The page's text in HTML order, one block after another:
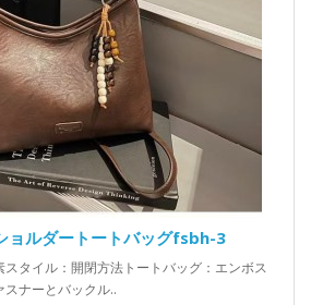
ョルダートートバッグfsbh-3
タイル：開閉方法トートバッグ：エンボス
ナーとバックル..